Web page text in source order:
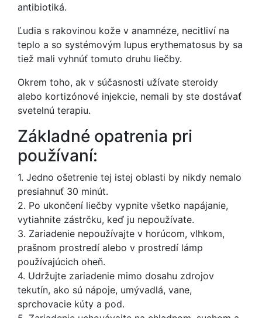
antibiotiká.
Ľudia s rakovinou kože v anamnéze, necitliví na
teplo a so systémovým lupus erythematosus by sa
tiež mali vyhnúť tomuto druhu liečby.
Okrem toho, ak v súčasnosti užívate steroidy
alebo kortizónové injekcie, nemali by ste dostávať
svetelnú terapiu.
Základné opatrenia pri
používaní:
1. Jedno ošetrenie tej istej oblasti by nikdy nemalo
presiahnuť 30 minút.
2. Po ukončení liečby vypnite všetko napájanie,
vytiahnite zástrčku, keď ju nepoužívate.
3. Zariadenie nepoužívajte v horúcom, vlhkom,
prašnom prostredí alebo v prostredí lámp
používajúcich oheň.
4. Udržujte zariadenie mimo dosahu zdrojov
tekutín, ako sú nápoje, umývadlá, vane,
sprchovacie kúty a pod.